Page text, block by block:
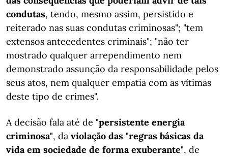
condutas, tendo, mesmo assim, persistido e
reiterado nas suas condutas criminosas"; "tem
extensos antecedentes criminais"; "não ter
mostrado qualquer arrependimento nem
demonstrado assunção da responsabilidade pelos
seus atos, nem qualquer empatia com as vítimas
deste tipo de crimes".
A decisão fala até de "persistente energia
criminosa", da violação das "regras básicas da
vida em sociedade de forma exuberante", de